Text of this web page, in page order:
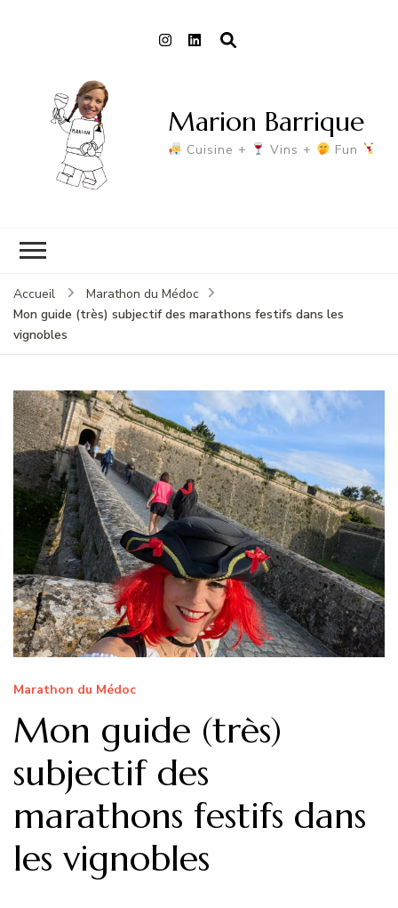
Marion Barrique
Cuisine + Vins + Fun
Accueil
Marathon du Médoc
Mon guide (très) subjectif des marathons festifs dans les
vignobles
Marathon du Médoc
Mon guide (très)
subjectif des
marathons festifs dans
les vignobles